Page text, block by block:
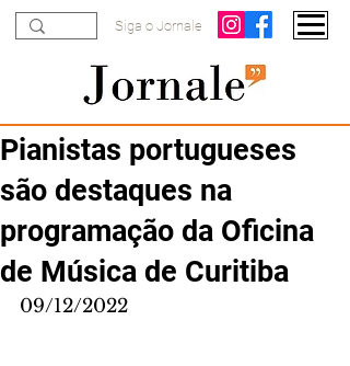
Siga o Jornale
Pianistas portugueses
são destaques na
programação da Oficina
de Música de Curitiba
09/12/2022